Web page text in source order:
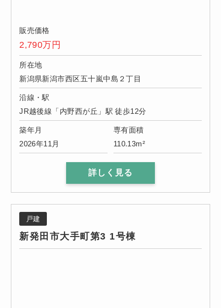
販売価格
2,790万円
所在地
新潟県新潟市西区五十嵐中島２丁目
沿線・駅
JR越後線「内野西が丘」駅 徒歩12分
築年月
2026年11月
専有面積
110.13m²
詳しく見る
戸建
新発田市大手町第3 1号棟